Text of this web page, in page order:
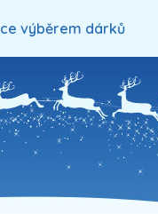
výběrem dárků